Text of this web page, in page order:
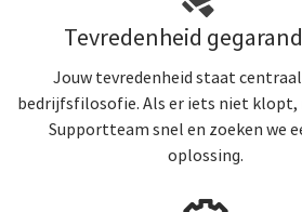
Tevredenheid
Jouw tevredenheid staat
bedrijfsfilosofie. Als er iets niet klopt,
Supportteam snel en zoeken we
oplossing.